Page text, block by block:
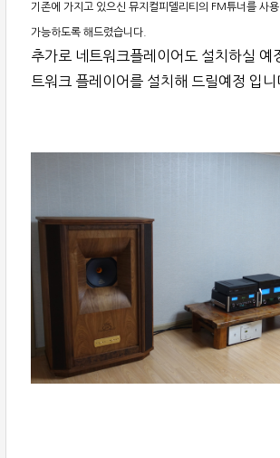
기존에 가지고 있으신 뮤지컬피델리티의 FM튜너를 사
가능하도록 해드렸습니다.
추가로 네트워크플레이어도 설치하실 예
트워크 플레이어를 설치해 드릴예정 입니